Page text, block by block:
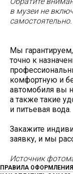
в музеи не
самостоятельно.
Мы
точно к
комфортную и
автомобиля вы
а также такие
и питьевая вода.
Закажите
заявку, и мы
Источник
ПРАВИЛА